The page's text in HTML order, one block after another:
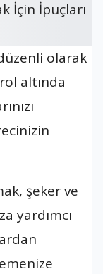
olarak
altında
şeker ve
yardımcı